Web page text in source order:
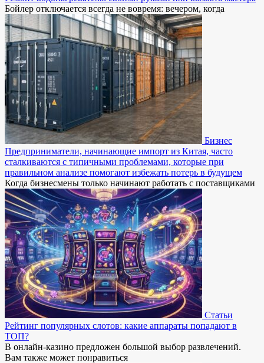
Бойлер отключается всегда не вовремя: вечером, когда
Бизнес
Предприниматели, начинающие импорт из Китая, часто
сталкиваются с типичными проблемами, которые при
правильном анализе помогают избежать потерь в будущем
Когда бизнесмены только начинают работать с поставщиками
Статьи
Рейтинг популярных слотов: какие аппараты попадают в
ТОП?
В онлайн-казино предложен большой выбор развлечений.
Вам также может понравиться